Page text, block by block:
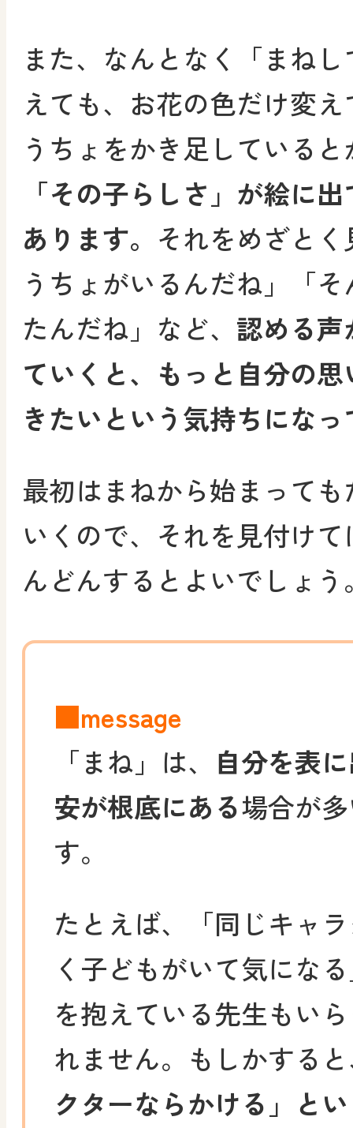
また、なんとなく「まね
えても、お花の色だけ変
うちょをかき足していると
「その子らしさ」が絵に
あります。 それをめざと
うちょがいるんだね」「
たんだね」など、 認める
ていくと、もっと自分の
きたいという気持ちにな
最初はまねから始まって
いくので、それを見付け
んどんするとよいでしょう
■message
「まね」は、 自分を表
安が根底にある場合が
す。
たとえば、「同じキャ
く子どもがいて気にな
を抱えている先生もい
れません。もしかする
クターならかける」と